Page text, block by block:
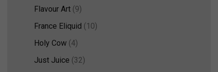
Flavour Art (9)
France Eliquid (10)
Holy Cow (4)
Just Juice (32)